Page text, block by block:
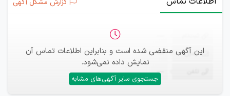
گزارش مشکل آگهی
این آگهی منقضی شده است و بنابراین اطلاعات تماس آن
نمایش داده نمی‌شود.
جستجوی سایر آگهی‌های مشابه
ایمیل —
—